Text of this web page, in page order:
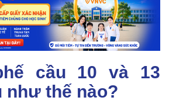
cầu 10 và 13
như thế nào?